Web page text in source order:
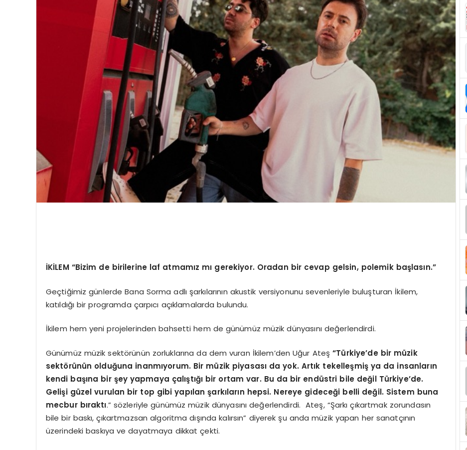
İKİLEM “Bizim de birilerine laf atmamız mı gerekiyor. Oradan bir cevap gelsin, polemik başlasın.”
Geçtiğimiz günlerde Bana Sorma adlı şarkılarının akustik versiyonunu sevenleriyle buluşturan İkilem,
katıldığı bir programda çarpıcı açıklamalarda bulundu.
İkilem hem yeni projelerinden bahsetti hem de günümüz müzik dünyasını değerlendirdi.
Günümüz müzik sektörünün zorluklarına da dem vuran İkilem’den Uğur Ateş“Türkiye’de bir müzik
sektörünün olduğuna inanmıyorum. Bir müzik piyasası da yok. Artık tekelleşmiş ya da insanların
kendi başına bir şey yapmaya çalıştığı bir ortam var. Bu da bir endüstri bile değil Türkiye’de.
Gelişi güzel vurulan bir top gibi yapılan şarkıların hepsi. Nereye gideceği belli değil. Sistem buna
mecbur bıraktı.” sözleriyle günümüz müzik dünyasını değerlendirdi. Ateş, “Şarkı çıkartmak zorundasın
bile bir baskı, çıkartmazsan algoritma dışında kalırsın” diyerek şu anda müzik yapan her sanatçının
üzerindeki baskıya ve dayatmaya dikkat çekti.